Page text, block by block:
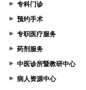
专科门诊
预约手术
专职医疗服务
药剂服务
中医诊所暨教研中心
病人资源中心